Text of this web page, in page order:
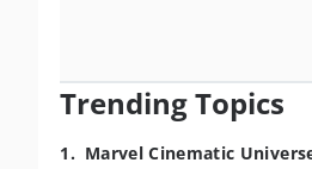
Trending Topics
1. Marvel Cinematic